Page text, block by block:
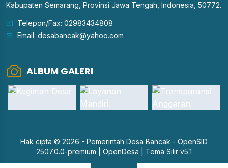
Kabupaten Semarang, Provinsi Jawa Tengah, Indonesia, 50772.
Telepon/Fax: 02983434808
Email: desabancak@yahoo.com
ALBUM GALERI
Hak cipta © 2026 - Pemerintah Desa Bancak - OpenSID
2507.0.0-premium
OpenDesa Tema Silir v5.1